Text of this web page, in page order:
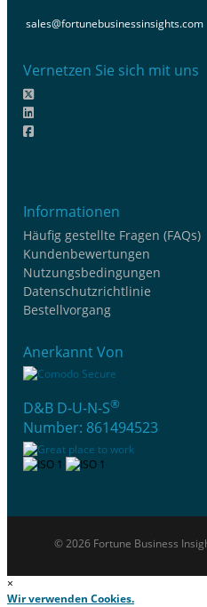
sales@fortunebusinessinsights.com
Vernetzen Sie sich mit uns
Informationen
Häufig gestellte Fragen (FAQs)
Kundenbewertungen
Nutzungsbedingungen
Datenschutzrichtlinie
Bestellvorgang
Anerkannt Von
D&B D-U-N-S®
Number: 861494523
© 2026 Fortune Business
×
Wir verwenden Cookies.